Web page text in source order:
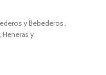
y Bebederos,
y